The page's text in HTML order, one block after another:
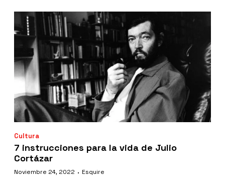
Cultura
7 instrucciones para la vida de Julio
Cortázar
Noviembre 24, 2022 · Esquire